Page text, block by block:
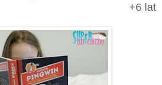
+6 lat